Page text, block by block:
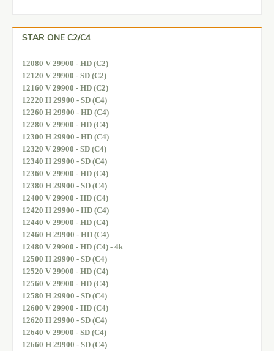
STAR ONE C2/C4
12080 V 29900 - HD (C2)
12120 V 29900 - SD (C2)
12160 V 29900 - HD (C2)
12220 H 29900 - SD (C4)
12260 H 29900 - HD (C4)
12280 V 29900 - HD (C4)
12300 H 29900 - HD (C4)
12320 V 29900 - SD (C4)
12340 H 29900 - SD (C4)
12360 V 29900 - HD (C4)
12380 H 29900 - SD (C4)
12400 V 29900 - HD (C4)
12420 H 29900 - HD (C4)
12440 V 29900 - HD (C4)
12460 H 29900 - HD (C4)
12480 V 29900 - HD (C4) - 4k
12500 H 29900 - SD (C4)
12520 V 29900 - HD (C4)
12560 V 29900 - HD (C4)
12580 H 29900 - SD (C4)
12600 V 29900 - HD (C4)
12620 H 29900 - SD (C4)
12640 V 29900 - SD (C4)
12660 H 29900 - SD (C4)